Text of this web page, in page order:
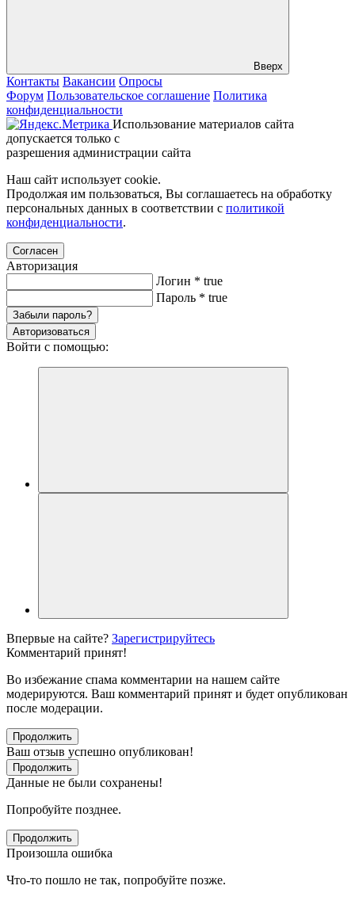
Вверх
Контакты Вакансии Опросы
Форум Пользовательское соглашение Политика
конфиденциальности
Использование материалов сайта
допускается только с
разрешения администрации сайта
Наш сайт использует cookie.
Продолжая им пользоваться, Вы соглашаетесь на обработку
персональных данных в соответствии с политикой
конфиденциальности.
Согласен
Авторизация
Логин * true
Пароль * true
Забыли пароль?
Авторизоваться
Войти с помощью:
Впервые на сайте? Зарегистрируйтесь
Комментарий принят!
Во избежание спама комментарии на нашем сайте
модерируются. Ваш комментарий принят и будет опубликован
после модерации.
Продолжить
Ваш отзыв успешно опубликован!
Продолжить
Данные не были сохранены!
Попробуйте позднее.
Продолжить
Произошла ошибка
Что-то пошло не так, попробуйте позже.